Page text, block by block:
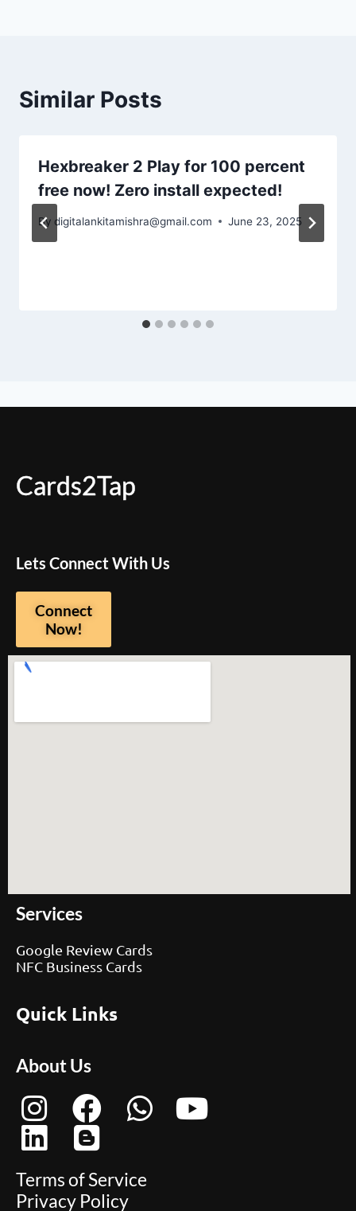
Similar Posts
Hexbreaker 2 Play for 100 percent
free now! Zero install expected!
By digitalankitamishra@gmail.com June 23, 2025
Cards2Tap
Lets Connect With Us
Connect
Now!
Services
Google Review Cards
NFC Business Cards
Quick Links
About Us
Terms of Service
Privacy Policy